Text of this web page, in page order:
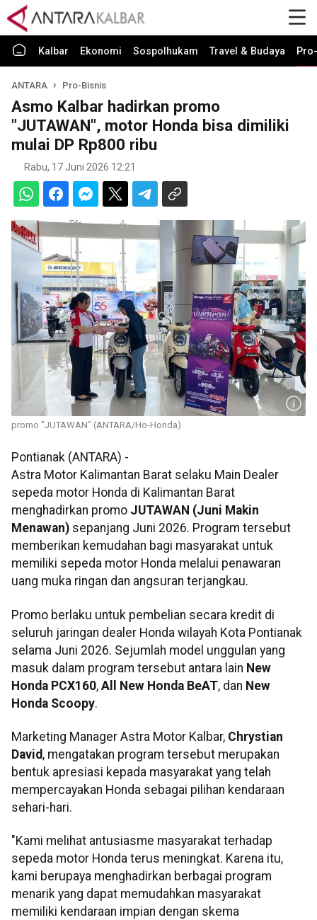
Kalbar Ekonomi Sospolhukam Travel & Budaya
ANTARA Pro-Bisnis
Asmo Kalbar hadirkan promo
"JUTAWAN", motor Honda bisa dimiliki
mulai DP Rp800 ribu
Rabu, 17 Juni 2026 12:21
promo "JUTAWAN" (ANTARA/Ho-Honda)
Pontianak (ANTARA) -
Astra Motor Kalimantan Barat selaku Main Dealer
sepeda motor Honda di Kalimantan Barat
menghadirkan promo JUTAWAN (Juni Makin
Menawan) sepanjang Juni 2026. Program tersebut
memberikan kemudahan bagi masyarakat untuk
memiliki sepeda motor Honda melalui penawaran
uang muka ringan dan angsuran terjangkau.
Promo berlaku untuk pembelian secara kredit di
seluruh jaringan dealer Honda wilayah Kota Pontianak
selama Juni 2026. Sejumlah model unggulan yang
masuk dalam program tersebut antara lain New
Honda PCX160, All New Honda BeAT, dan New
Honda Scoopy.
Marketing Manager Astra Motor Kalbar, Chrystian
David , mengatakan program tersebut merupakan
bentuk apresiasi kepada masyarakat yang telah
mempercayakan Honda sebagai pilihan kendaraan
sehari-hari.
"Kami melihat antusiasme masyarakat terhadap
sepeda motor Honda terus meningkat. Karena itu,
kami berupaya menghadirkan berbagai program
menarik yang dapat memudahkan masyarakat
memiliki kendaraan impian dengan skema